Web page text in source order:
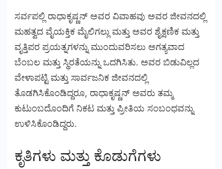
ಸರ್ವಪಲ್ಲಿ ರಾಧಾಕೃಷ್ಣನ್ ಅವರ ವಿವಾಹವು ಅವರ ಜೀವನದಲ್ಲಿ
ಮಹತ್ವದ ವೈಯಕ್ತಿಕ ಮೈಲಿಗಲ್ಲು ಮತ್ತು ಅವರ ಶೈಕ್ಷಣಿಕ ಮತ್ತು
ವೃತ್ತಿಪರ ಪ್ರಯತ್ನಗಳನ್ನು ಮುಂದುವರಿಸಲು ಅಗತ್ಯವಾದ
ಬೆಂಬಲ ಮತ್ತು ಸ್ಥಿರತೆಯನ್ನು ಒದಗಿಸಿತು. ಅವರ ಬಿಡುವಿಲ್ಲದ
ವೇಳಾಪಟ್ಟಿ ಮತ್ತು ಸಾರ್ವಜನಿಕ ಜೀವನದಲ್ಲಿ
ತೊಡಗಿಸಿಕೊಂಡಿದ್ದರೂ, ರಾಧಾಕೃಷ್ಣನ್ ಅವರು ತಮ್ಮ
ಕುಟುಂಬದೊಂದಿಗೆ ನಿಕಟ ಮತ್ತು ಪ್ರೀತಿಯ ಸಂಬಂಧವನ್ನು
ಉಳಿಸಿಕೊಂಡಿದ್ದರು.
ಕೃತಿಗಳು ಮತ್ತು ಕೊಡುಗೆಗಳು